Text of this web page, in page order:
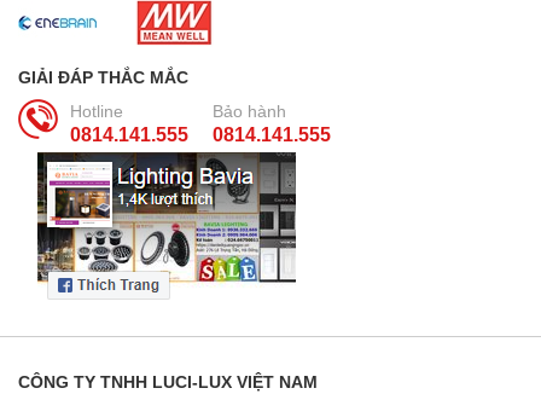
GIẢI ĐÁP THẮC MẮC
Hotline
0814.141.555
Bảo hành
0814.141.555
CÔNG TY TNHH LUCI-LUX VIỆT NAM